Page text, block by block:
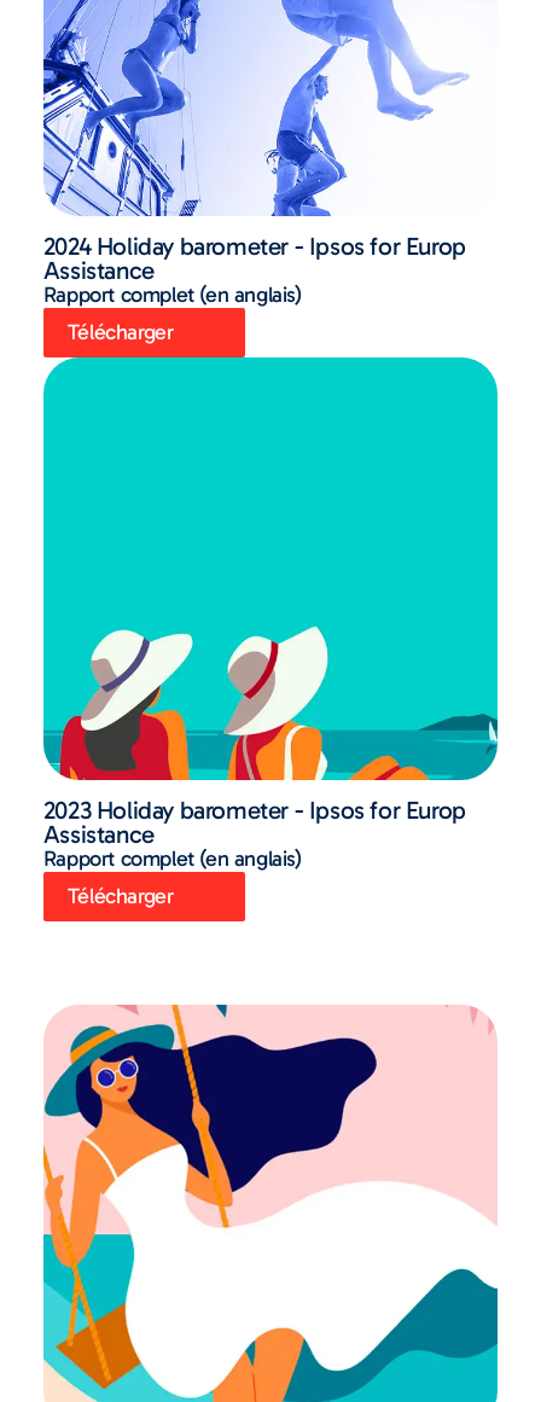
2024 Holiday barometer - Ipsos for Europ
Assistance
Rapport complet (en anglais)
Télécharger
2023 Holiday barometer - Ipsos for Europ
Assistance
Rapport complet (en anglais)
Télécharger